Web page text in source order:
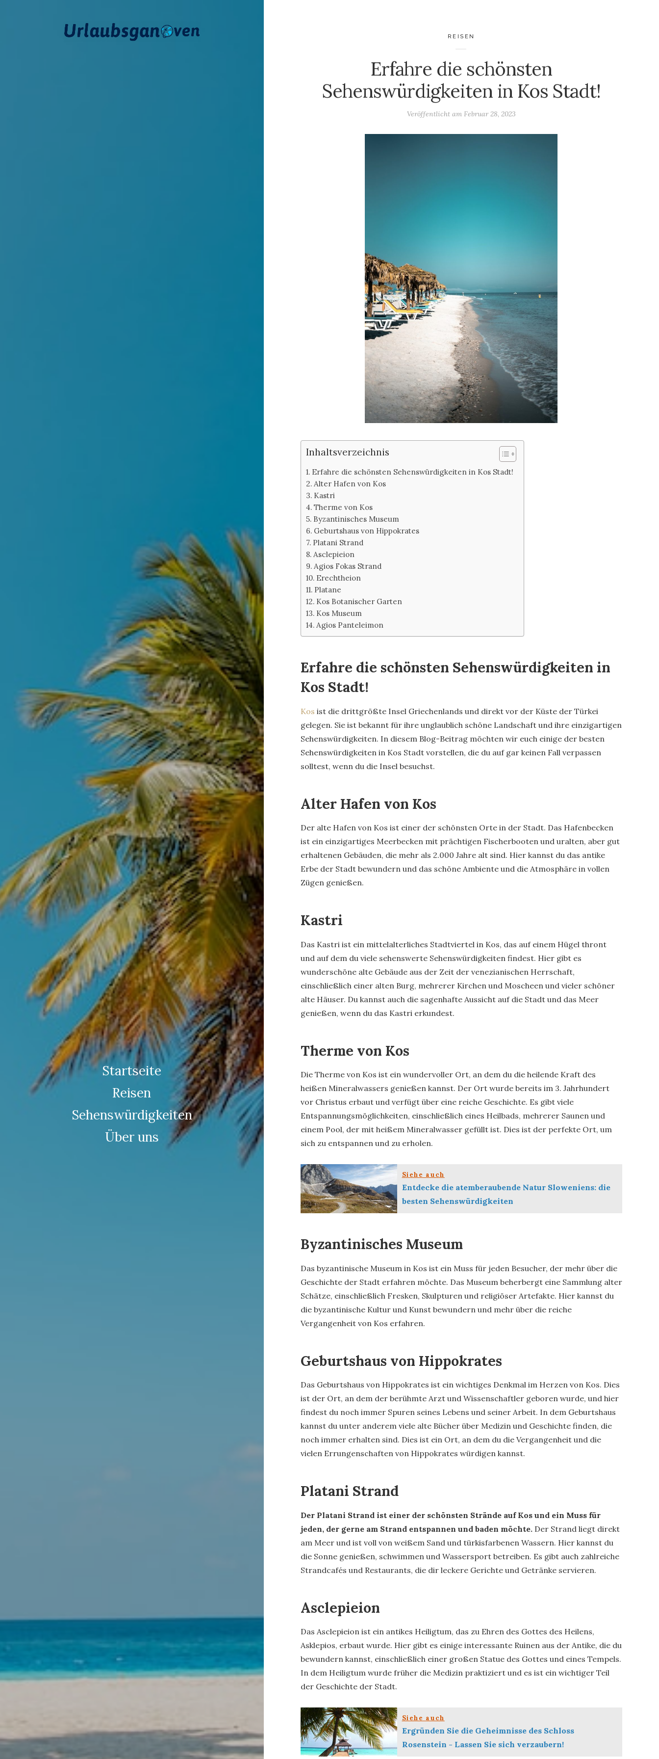
Startseite
Reisen
Sehenswürdigkeiten
Über uns
REISEN
Erfahre die schönsten
Sehenswürdigkeiten in Kos Stadt!
Veröffentlicht am Februar 28, 2023
Inhaltsverzeichnis
Erfahre die schönsten Sehenswürdigkeiten in Kos Stadt!
Alter Hafen von Kos
Kastri
Therme von Kos
Byzantinisches Museum
Geburtshaus von Hippokrates
Platani Strand
Asclepieion
Agios Fokas Strand
Erechtheion
Platane
Kos Botanischer Garten
Kos Museum
Agios Panteleimon
Erfahre die schönsten Sehenswürdigkeiten in
Kos Stadt!
Kos ist die drittgrößte Insel Griechenlands und direkt vor der Küste der Türkei
gelegen. Sie ist bekannt für ihre unglaublich schöne Landschaft und ihre einzigartigen
Sehenswürdigkeiten. In diesem Blog-Beitrag möchten wir euch einige der besten
Sehenswürdigkeiten in Kos Stadt vorstellen, die du auf gar keinen Fall verpassen
solltest, wenn du die Insel besuchst.
Alter Hafen von Kos
Der alte Hafen von Kos ist einer der schönsten Orte in der Stadt. Das Hafenbecken
ist ein einzigartiges Meerbecken mit prächtigen Fischerbooten und uralten, aber gut
erhaltenen Gebäuden, die mehr als 2.000 Jahre alt sind. Hier kannst du das antike
Erbe der Stadt bewundern und das schöne Ambiente und die Atmosphäre in vollen
Zügen genießen.
Kastri
Das Kastri ist ein mittelalterliches Stadtviertel in Kos, das auf einem Hügel thront
und auf dem du viele sehenswerte Sehenswürdigkeiten findest. Hier gibt es
wunderschöne alte Gebäude aus der Zeit der venezianischen Herrschaft,
einschließlich einer alten Burg, mehrerer Kirchen und Moscheen und vieler schöner
alte Häuser. Du kannst auch die sagenhafte Aussicht auf die Stadt und das Meer
genießen, wenn du das Kastri erkundest.
Therme von Kos
Die Therme von Kos ist ein wundervoller Ort, an dem du die heilende Kraft des
heißen Mineralwassers genießen kannst. Der Ort wurde bereits im 3. Jahrhundert
vor Christus erbaut und verfügt über eine reiche Geschichte. Es gibt viele
Entspannungsmöglichkeiten, einschließlich eines Heilbads, mehrerer Saunen und
einem Pool, der mit heißem Mineralwasser gefüllt ist. Dies ist der perfekte Ort, um
sich zu entspannen und zu erholen.
Siehe auch
Entdecke die atemberaubende Natur Sloweniens: die
besten Sehenswürdigkeiten
Byzantinisches Museum
Das byzantinische Museum in Kos ist ein Muss für jeden Besucher, der mehr über die
Geschichte der Stadt erfahren möchte. Das Museum beherbergt eine Sammlung alter
Schätze, einschließlich Fresken, Skulpturen und religiöser Artefakte. Hier kannst du
die byzantinische Kultur und Kunst bewundern und mehr über die reiche
Vergangenheit von Kos erfahren.
Geburtshaus von Hippokrates
Das Geburtshaus von Hippokrates ist ein wichtiges Denkmal im Herzen von Kos. Dies
ist der Ort, an dem der berühmte Arzt und Wissenschaftler geboren wurde, und hier
findest du noch immer Spuren seines Lebens und seiner Arbeit. In dem Geburtshaus
kannst du unter anderem viele alte Bücher über Medizin und Geschichte finden, die
noch immer erhalten sind. Dies ist ein Ort, an dem du die Vergangenheit und die
vielen Errungenschaften von Hippokrates würdigen kannst.
Platani Strand
Der Platani Strand ist einer der schönsten Strände auf Kos und ein Muss für
jeden, der gerne am Strand entspannen und baden möchte.Der Strand liegt direkt
am Meer und ist voll von weißem Sand und türkisfarbenen Wassern. Hier kannst du
die Sonne genießen, schwimmen und Wassersport betreiben. Es gibt auch zahlreiche
Strandcafés und Restaurants, die dir leckere Gerichte und Getränke servieren.
Asclepieion
Das Asclepieion ist ein antikes Heiligtum, das zu Ehren des Gottes des Heilens,
Asklepios, erbaut wurde. Hier gibt es einige interessante Ruinen aus der Antike, die du
bewundern kannst, einschließlich einer großen Statue des Gottes und eines Tempels.
In dem Heiligtum wurde früher die Medizin praktiziert und es ist ein wichtiger Teil
der Geschichte der Stadt.
Siehe auch
Ergründen Sie die Geheimnisse des Schloss
Rosenstein - Lassen Sie sich verzaubern!